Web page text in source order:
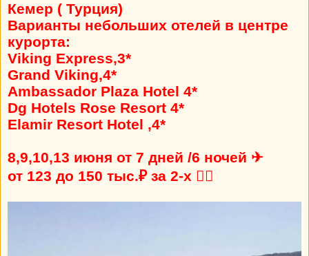
Кемер ( Турция)
Варианты небольших отелей в центре
курорта:
Viking Express,3*
Grand Viking,4*
Ambassador Plaza Hotel 4*
Dg Hotels Rose Resort 4*
Elamir Resort Hotel ,4*
8,9,10,13 июня от 7 дней /6 ночей ✈
от 123 до 150 тыс.₽ за 2-х 👍🏼